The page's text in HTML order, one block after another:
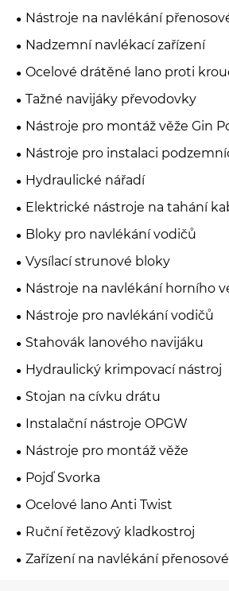
Nástroje na navlékání
Nadzemní navlékací zařízení
Ocelové drátěné lano proti
Tažné navijáky převodovky
Nástroje pro montáž věže Gin
Nástroje pro instalaci
Hydraulické nářadí
Elektrické nástroje na tahání
Bloky pro navlékání vodičů
Vysílací strunové bloky
Nástroje na navlékání horního
Nástroje pro navlékání vodičů
Stahovák lanového navijáku
Hydraulický krimpovací nástroj
Stojan na cívku drátu
Instalační nástroje OPGW
Nástroje pro montáž věže
Pojď Svorka
Ocelové lano Anti Twist
Ruční řetězový kladkostroj
Zařízení na navlékání